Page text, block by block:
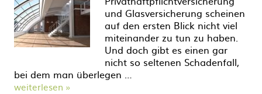
und Glasversicherung scheinen
auf den ersten Blick nicht viel
miteinander zu tun zu haben.
Und doch gibt es einen gar
nicht so seltenen Schadenfall,
bei dem man überlegen …
weiterlesen »